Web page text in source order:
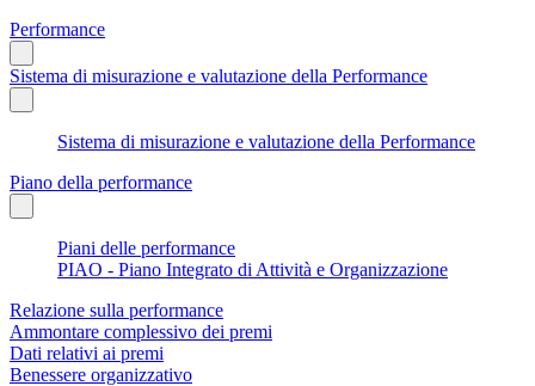
Performance
Sistema di misurazione e valutazione della Performance
Sistema di misurazione e valutazione della Performance
Piano della performance
Piani delle performance
PIAO - Piano Integrato di Attività e Organizzazione
Relazione sulla performance
Ammontare complessivo dei premi
Dati relativi ai premi
Benessere organizzativo